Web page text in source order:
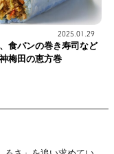
2025.01.29
食パンの巻き寿司など
梅田の恵方巻